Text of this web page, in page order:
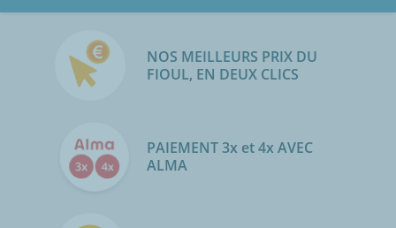
NOS MEILLEURS PRIX DU
FIOUL, EN DEUX CLICS
PAIEMENT 3x et 4x AVEC
ALMA